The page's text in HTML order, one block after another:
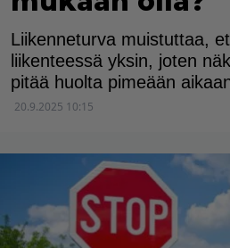
Liikenneturva muistuttaa,
liikenteessä yksin, joten
pitää huolta pimeään
20.9.2025 10:15